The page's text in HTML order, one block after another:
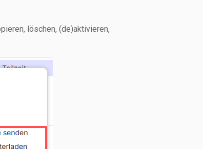
löschen, (de)aktivieren,